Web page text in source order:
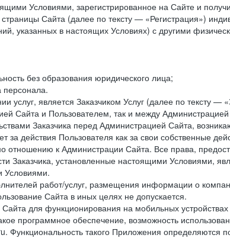
Условиями, зарегистрированное на Сайте и
Сайта (далее по тексту — «Регистрация»)
указанных в настоящих Условиях) с другими
без образования юридического лица;
персонала.
является Заказчиком Услуг (далее по тексту —
Сайта и Пользователем, так и между
Заказчика перед Администрацией Сайта,
за действия Пользователя как за свои собственные
отношению к Администрации Сайта. Все права,
Заказчика, установленные настоящими Условиями,
Условиями.
работ/услуг, размещения информации о
Сайта в иных целях не допускается.
для функционирования на мобильных
программное обеспечение, возможность
такого Приложения определяются